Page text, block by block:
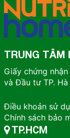
TRUNG TÂM
Giấy chứng
và Đầu tư TP.
Điều khoản sử
Chính sách bảo
TP.HCM